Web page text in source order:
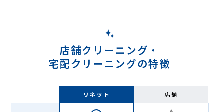
店舗クリーニング・
宅配クリーニングの特徴
リネット 店舗